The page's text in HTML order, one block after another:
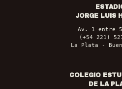
JORGE LUIS
Av. 1 entre
(+54 221)
La Plata -
COLEGIO
DE LA